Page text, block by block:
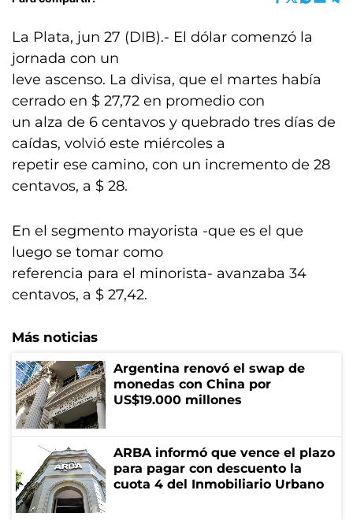
La Plata, jun 27 (DIB).- El dólar comenzó la
jornada con un
leve ascenso. La divisa, que el martes había
cerrado en $ 27,72 en promedio con
un alza de 6 centavos y quebrado tres días de
caídas, volvió este miércoles a
repetir ese camino, con un incremento de 28
centavos, a $ 28.
En el segmento mayorista -que es el que
luego se tomar como
referencia para el minorista- avanzaba 34
centavos, a $ 27,42.
Más noticias
Argentina renovó el swap de
monedas con China por
US$19.000 millones
ARBA informó que vence el plazo
para pagar con descuento la
cuota 4 del Inmobiliario Urbano